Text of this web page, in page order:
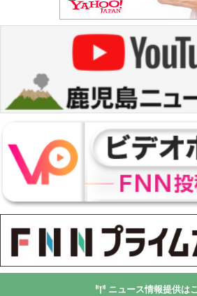
ニュース情報提供は